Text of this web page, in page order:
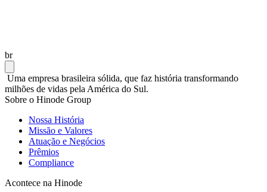
br
Uma empresa brasileira sólida, que faz história transformando
milhões de vidas pela América do Sul.
Sobre o Hinode Group
Nossa História
Missão e Valores
Atuação e Negócios
Prêmios
Compliance
Acontece na Hinode